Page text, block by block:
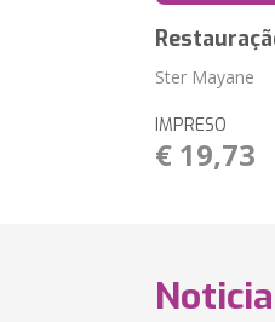
Ster Mayane
IMPRESO
€ 19,73